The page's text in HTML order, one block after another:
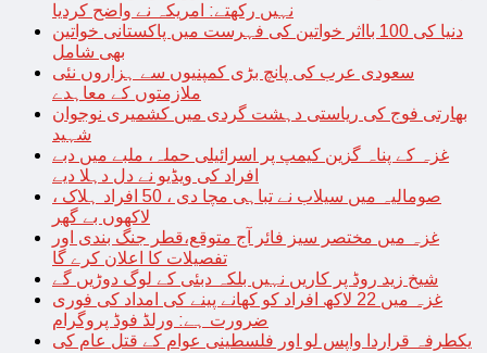
نہیں رکھتے: امریکہ نے واضح کردیا
دنیا کی 100 بااثر خواتین کی فہرست میں پاکستانی خواتین
بھی شامل
سعودی عرب کی پانچ بڑی کمپنیوں سے ہزاروں نئی
ملازمتوں کے معاہدے
بھارتی فوج کی ریاستی دہشت گردی میں کشمیری نوجوان
شہید
غزہ کے پناہ گزین کیمپ پر اسرائیلی حملہ، ملبے میں دبے
افراد کی ویڈیو نے دل دہلا دیے
صومالیہ میں سیلاب نے تباہی مچا دی ، 50 افراد ہلاک ،
لاکھوں بے گھر
غزہ میں مختصر سیز فائر آج متوقع،قطر جنگ بندی اور
تفصیلات کا اعلان کرے گا
شیخ زید روڈ پر کاریں نہیں بلکہ دبئی کے لوگ دوڑیں گے
غزہ میں 22 لاکھ افراد کو کھانے پینے کی امداد کی فوری
ضرورت ہے: ورلڈ فوڈ پروگرام
یکطرفہ قراردا واپس لو اور فلسطینی عوام کے قتل عام کی